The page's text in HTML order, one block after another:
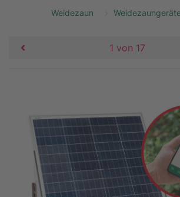
Weidezaun
1 von 17